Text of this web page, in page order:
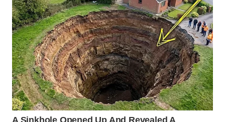
WN
KEPULAUAN
SERIBU
WN
TANGERANG
WN
BINJAI